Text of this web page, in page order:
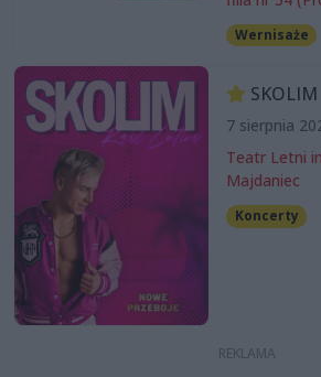
Wernisaże
SKOLIM
7 sierpnia
Teatr Letni
Majdaniec
Koncerty